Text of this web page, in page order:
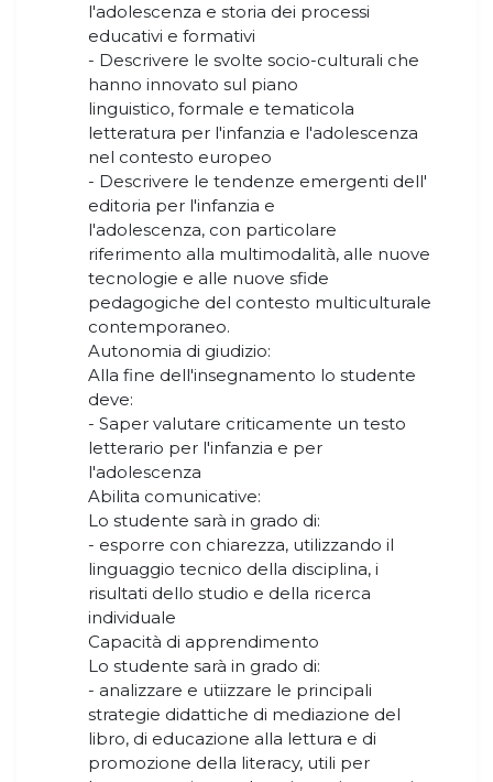
l'adolescenza e storia dei processi
educativi e formativi
- Descrivere le svolte socio-culturali che
hanno innovato sul piano
linguistico, formale e tematicola
letteratura per l'infanzia e l'adolescenza
nel contesto europeo
- Descrivere le tendenze emergenti dell'
editoria per l'infanzia e
l'adolescenza, con particolare
riferimento alla multimodalità, alle nuove
tecnologie e alle nuove sfide
pedagogiche del contesto multiculturale
contemporaneo.
Autonomia di giudizio:
Alla fine dell'insegnamento lo studente
deve:
- Saper valutare criticamente un testo
letterario per l'infanzia e per
l'adolescenza
Abilita comunicative:
Lo studente sarà in grado di:
- esporre con chiarezza, utilizzando il
linguaggio tecnico della disciplina, i
risultati dello studio e della ricerca
individuale
Capacità di apprendimento
Lo studente sarà in grado di:
- analizzare e utiizzare le principali
strategie didattiche di mediazione del
libro, di educazione alla lettura e di
promozione della literacy, utili per